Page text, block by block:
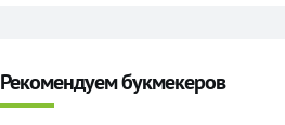
Рекомендуем букмекеров